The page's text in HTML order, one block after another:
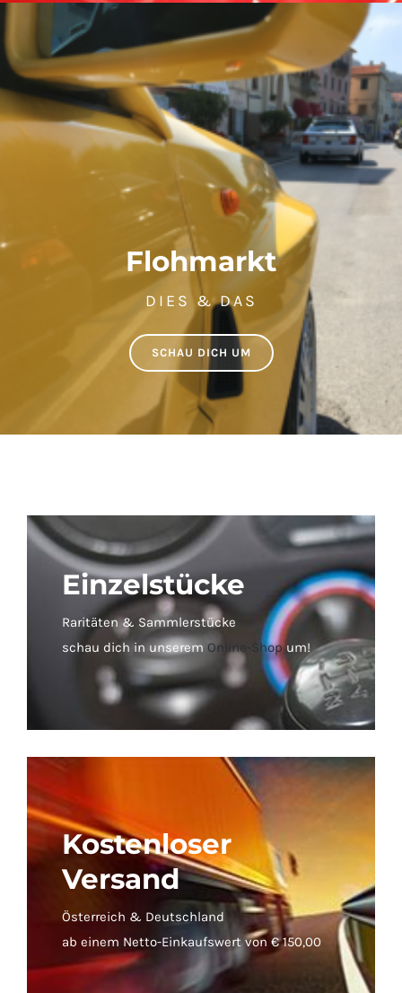
Flohmarkt
DIES & DAS
SCHAU DICH UM
Einzelstücke
Raritäten & Sammlerstücke
schau dich in unserem Online-Shopum!
Kostenloser
Versand
Österreich & Deutschland
ab einem Netto-Einkaufswert von € 150,00